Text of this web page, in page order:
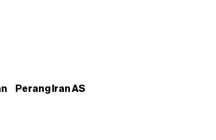
Perang Iran AS